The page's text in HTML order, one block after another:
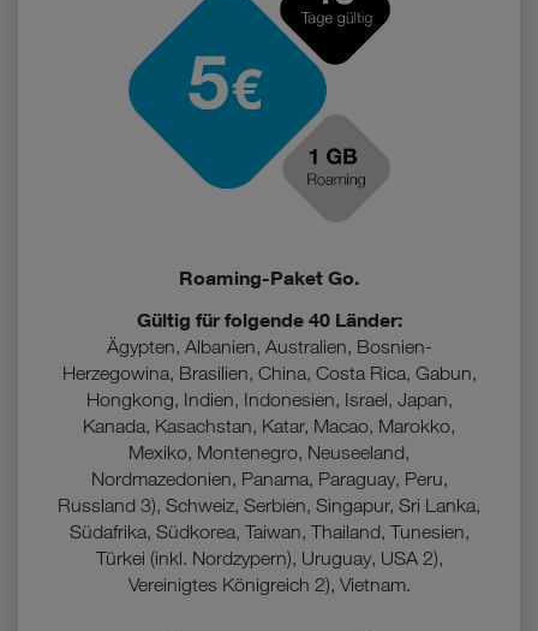
Roaming-Paket Go.
Gültig für folgende 40 Länder:
Ägypten, Albanien, Australien, Bosnien-
Herzegowina, Brasilien, China, Costa Rica, Gabun,
Hongkong, Indien, Indonesien, Israel, Japan,
Kanada, Kasachstan, Katar, Macao, Marokko,
Mexiko, Montenegro, Neuseeland,
Nordmazedonien, Panama, Paraguay, Peru,
Russland 3), Schweiz, Serbien, Singapur, Sri Lanka,
Südafrika, Südkorea, Taiwan, Thailand, Tunesien,
Türkei (inkl. Nordzypern), Uruguay, USA 2),
Vereinigtes Königreich 2), Vietnam.